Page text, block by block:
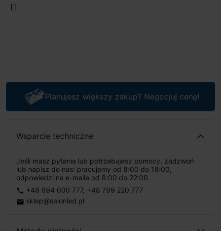
Planujesz większy zakup? Negocjuj cenę!
Wsparcie techniczne
Jeśli masz pytania lub potrzebujesz pomocy, zadzwoń
lub napisz do nas: pracujemy od 8:00 do 18:00,
odpowiedzi na e-maile od 8:00 do 22:00.
phone +48 694 000 777, +48 799 220 777
email sklep@salonled.pl